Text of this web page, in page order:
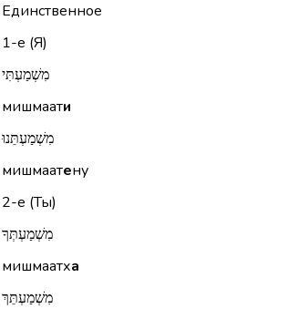
Единственное
1-е (Я)
מִשְׁמַעְתִּי
мишмаати
מִשְׁמַעְתֵּנוּ
мишмаатену
2-е (Ты)
מִשְׁמַעְתְּךָ
мишмаатха
מִשְׁמַעְתֵּךְ